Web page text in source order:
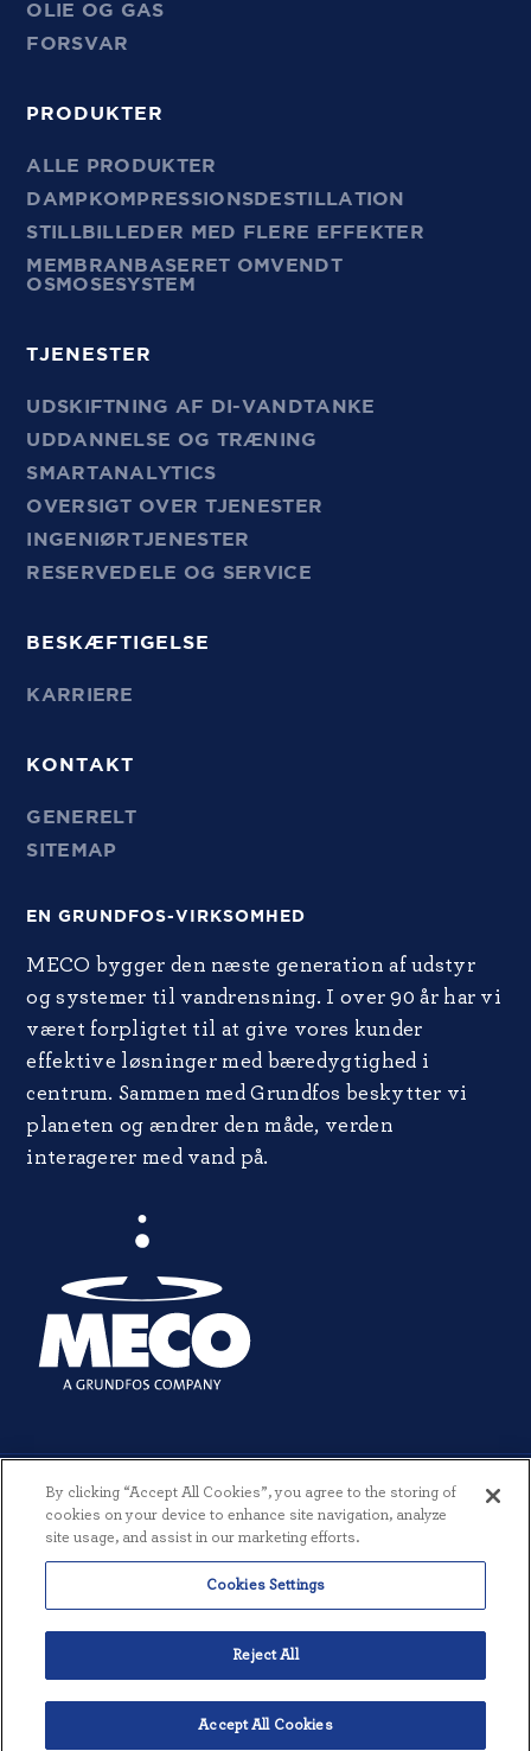
OLIE OG GAS
FORSVAR
PRODUKTER
ALLE PRODUKTER
DAMPKOMPRESSIONSDESTILLATION
STILLBILLEDER MED FLERE EFFEKTER
MEMBRANBASERET OMVENDT
OSMOSESYSTEM
TJENESTER
UDSKIFTNING AF DI-VANDTANKE
UDDANNELSE OG TRÆNING
SMARTANALYTICS
OVERSIGT OVER TJENESTER
INGENIØRTJENESTER
RESERVEDELE OG SERVICE
BESKÆFTIGELSE
KARRIERE
KONTAKT
GENERELT
SITEMAP
EN GRUNDFOS-VIRKSOMHED
MECO bygger den næste generation af udstyr
og systemer til vandrensning. I over 90 år har vi
været forpligtet til at give vores kunder
effektive løsninger med bæredygtighed i
centrum. Sammen med Grundfos beskytter vi
planeten og ændrer den måde, verden
interagerer med vand på.
© 2026 MECO INCORPORATED. ALLE RETTIGHEDER FORBEHOLDES.
VILKÅR OG BETINGELSER | PRIVATLIVSPOLITIK
THREESIXTYEIGHT
Dansk
By clicking “Accept All Cookies”, you agree to the storing of
cookies on your device to enhance site navigation, analyze
site usage, and assist in our marketing efforts.
Cookies Settings
Reject All
Accept All Cookies